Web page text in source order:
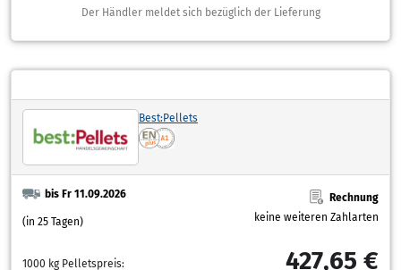
Der Händler meldet sich bezüglich der Lieferung
Best:Pellets
bis Fr 11.09.2026
(in 25 Tagen)
Rechnung
keine weiteren Zahlarten
1000 kg Pelletspreis: 427,65 €